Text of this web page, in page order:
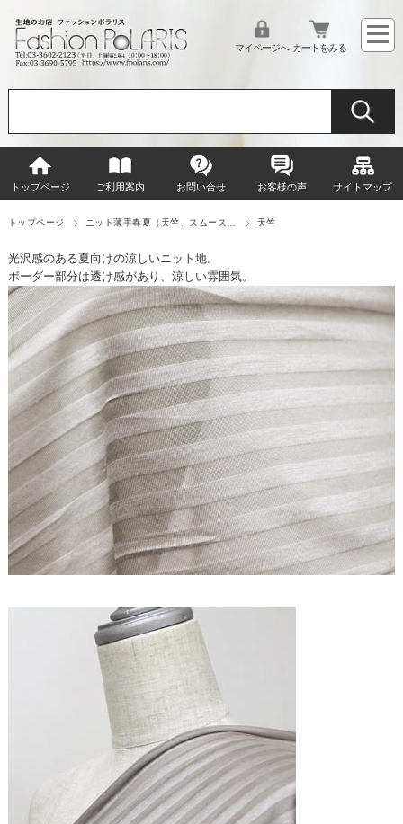
マイページへ カートをみる
トップページ ご利用案内 お問い合せ お客様の声 サイトマップ
トップページ ニット薄手春夏（天竺、スムース… 天竺
光沢感のある夏向けの涼しいニット地。
ボーダー部分は透け感があり、涼しい雰囲気。